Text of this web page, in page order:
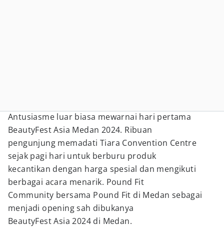
Antusiasme luar biasa mewarnai hari pertama
BeautyFest Asia Medan 2024. Ribuan
pengunjung memadati Tiara Convention Centre
sejak pagi hari untuk berburu produk
kecantikan dengan harga spesial dan mengikuti
berbagai acara menarik. Pound Fit
Community bersama Pound Fit di Medan sebagai
menjadi opening sah dibukanya
BeautyFest Asia 2024 di Medan.